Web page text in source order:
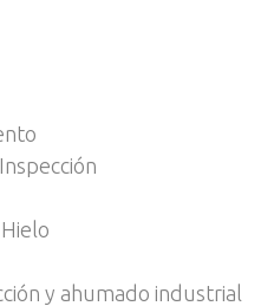
y ahumado industrial